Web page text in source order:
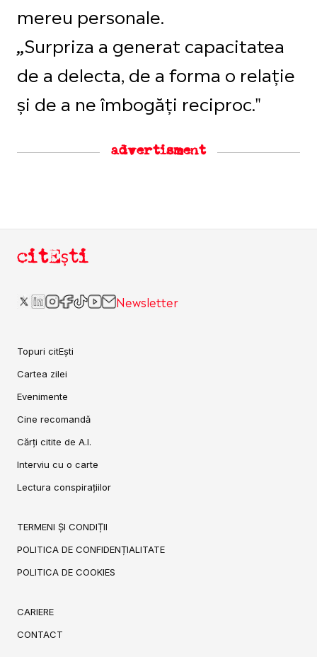
mereu personale.
„Surpriza a generat capacitatea
de a delecta, de a forma o relație
și de a ne îmbogăți reciproc."
advertisment
citEști
Newsletter
Topuri citEști
Cartea zilei
Evenimente
Cine recomandă
Cărți citite de A.I.
Interviu cu o carte
Lectura conspirațiilor
TERMENI ȘI CONDIȚII
POLITICA DE CONFIDENȚIALITATE
POLITICA DE COOKIES
CARIERE
CONTACT